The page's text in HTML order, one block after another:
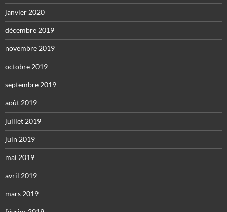
janvier 2020
décembre 2019
novembre 2019
octobre 2019
septembre 2019
août 2019
juillet 2019
juin 2019
mai 2019
avril 2019
mars 2019